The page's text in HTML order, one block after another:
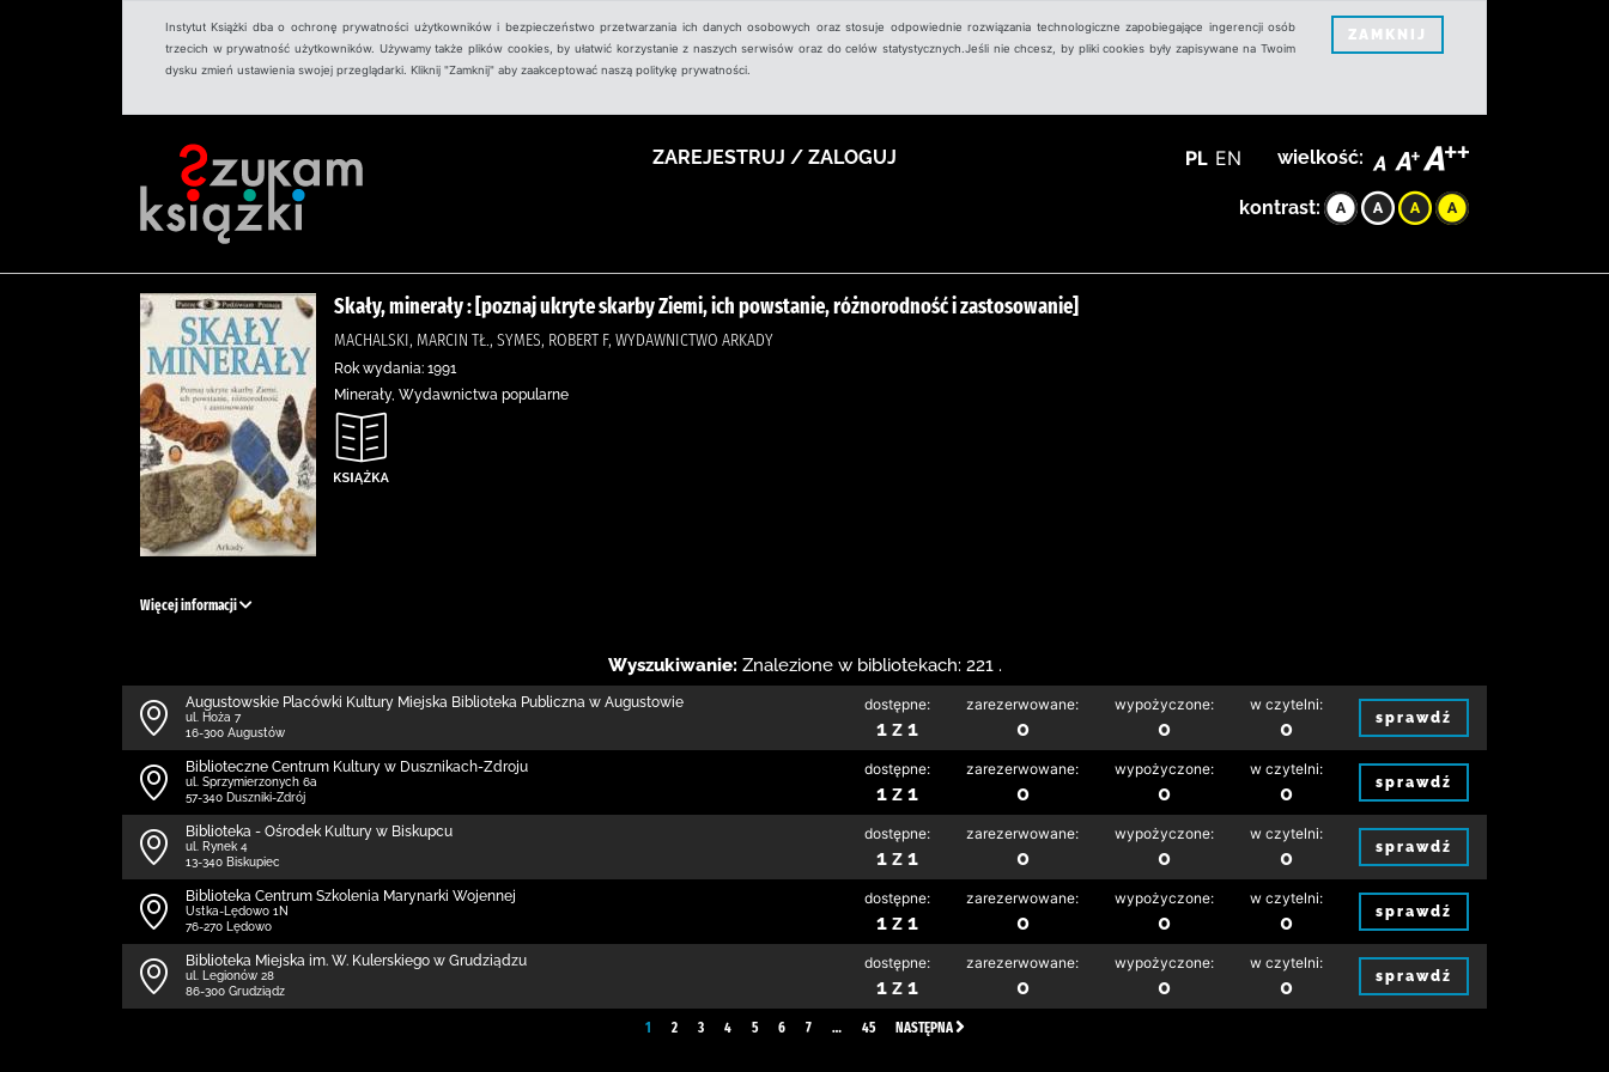
Instytut Książki dba o ochronę prywatności użytkowników i bezpieczeństwo przetwarzania ich danych osobowych oraz stosuje odpowiednie rozwiązania technologiczne zapobiegające ingerencji osób
trzecich w prywatność użytkowników. Używamy także plików cookies, by ułatwić korzystanie z naszych serwisów oraz do celów statystycznych.Jeśli nie chcesz, by pliki cookies były zapisywane na Twoim
dysku zmień ustawienia swojej przeglądarki. Kliknij "Zamknij" aby zaakceptować naszą politykę prywatności.
ZAMKNIJ
ZAREJESTRUJ / ZALOGUJ PL EN wielkość:
kontrast:
Skały, minerały : [poznaj ukryte skarby Ziemi, ich powstanie, różnorodność i zastosowanie]
MACHALSKI, MARCIN TŁ., SYMES, ROBERT F, WYDAWNICTWO ARKADY
Rok wydania: 1991
Minerały, Wydawnictwa popularne
Więcej informacji
Wyszukiwanie: Znalezione w bibliotekach: 221 .
Augustowskie Placówki Kultury Miejska Biblioteka Publiczna w Augustowie
ul. Hoża 7
16-300 Augustów
dostępne:
1 z 1
zarezerwowane:
0
wypożyczone:
0
w czytelni:
0 sprawdź
Biblioteczne Centrum Kultury w Dusznikach-Zdroju
ul. Sprzymierzonych 6a
57-340 Duszniki-Zdrój
dostępne:
1 z 1
zarezerwowane:
0
wypożyczone:
0
w czytelni:
0 sprawdź
Biblioteka - Ośrodek Kultury w Biskupcu
ul. Rynek 4
13-340 Biskupiec
dostępne:
1 z 1
zarezerwowane:
0
wypożyczone:
0
w czytelni:
0 sprawdź
Biblioteka Centrum Szkolenia Marynarki Wojennej
Ustka-Lędowo 1N
76-270 Lędowo
dostępne:
1 z 1
zarezerwowane:
0
wypożyczone:
0
w czytelni:
0 sprawdź
Biblioteka Miejska im. W. Kulerskiego w Grudziądzu
ul. Legionów 28
86-300 Grudziądz
dostępne:
1 z 1
zarezerwowane:
0
wypożyczone:
0
w czytelni:
0 sprawdź
1 2 3 4 5 6 7 … 45 NASTĘPNA